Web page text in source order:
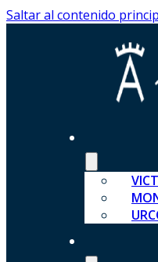
Saltar al contenido